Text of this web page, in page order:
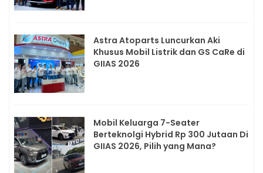
Astra Atoparts Luncurkan Aki
Khusus Mobil Listrik dan GS CaRe di
GIIAS 2026
Mobil Keluarga 7-Seater
Berteknolgi Hybrid Rp 300 Jutaan Di
GIIAS 2026, Pilih yang Mana?